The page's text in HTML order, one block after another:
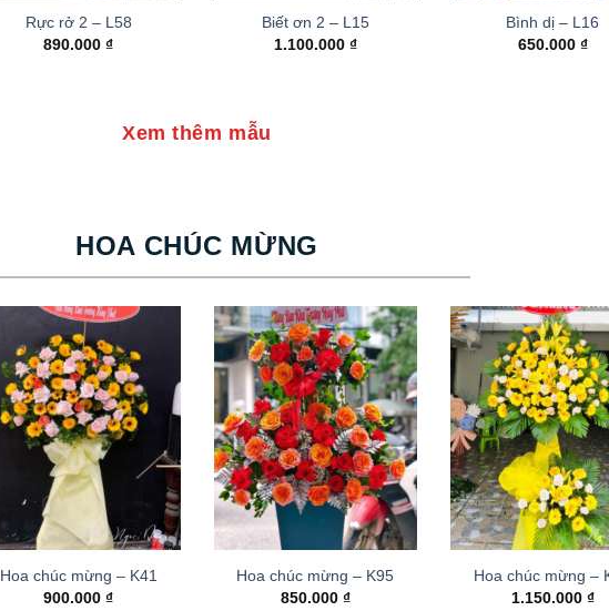
Rực rở 2 – L58
890.000₫
Biết ơn 2 – L15
1.100.000 ₫
Bình dị – L16
650.000 ₫
Xem thêm mẫu
HOA CHÚC MỪNG
Hoa chúc mừng – K41
900.000₫
Hoa chúc mừng – K95
850.000 ₫
Hoa chúc mừng –
1.150.000 ₫